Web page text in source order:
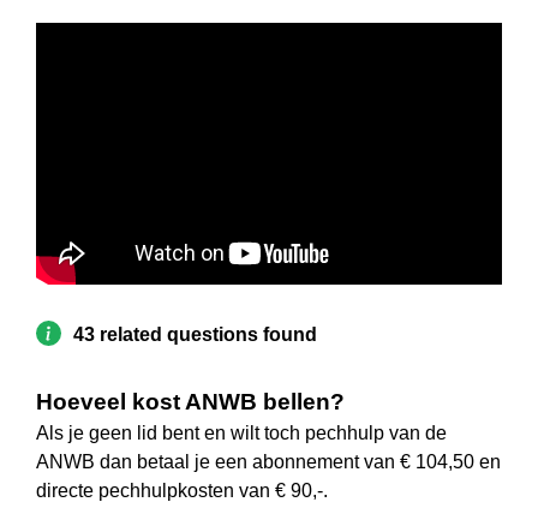
43 related questions found
Hoeveel kost ANWB bellen?
Als je geen lid bent en wilt toch pechhulp van de
ANWB dan betaal je een abonnement van € 104,50 en
directe pechhulpkosten van € 90,-.